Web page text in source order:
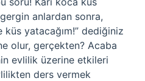
anlardan sonra,
yatacağım!” dediğiniz
olur, gerçekten? Acaba
evlilik üzerine etkileri
ders vermek